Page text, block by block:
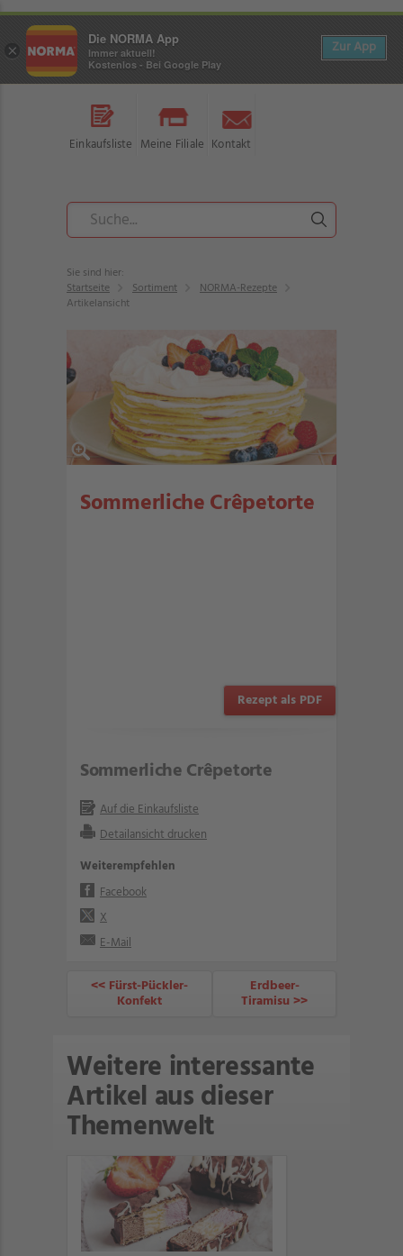
Einkaufsliste Meine Filiale Kontakt
Sie sind hier:
Startseite
Sortiment
NORMA-Rezepte
Artikelansicht
Sommerliche Crêpetorte
Rezept als PDF
Sommerliche Crêpetorte
Auf die Einkaufsliste
Detailansicht drucken
Weiterempfehlen
Facebook
X
E-Mail
<< Fürst-Pückler-
Konfekt
Erdbeer-
Tiramisu >>
Weitere interessante
Artikel aus dieser
Themenwelt
×
Die NORMA App
Immer aktuell!
Kostenlos - Bei Google Play
Zur App